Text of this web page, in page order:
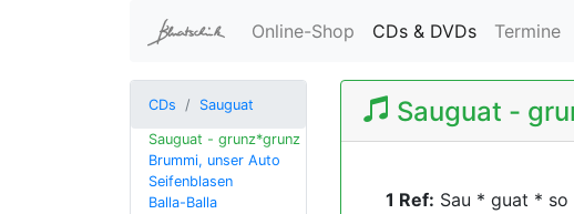
Online-Shop CDs & DVDs(current)
Termine
CDs Sauguat
Sauguat - grunz*grunz
Brummi, unser Auto
Seifenblasen
Balla-Balla
Sauguat -
1 Ref: Sau * guat *